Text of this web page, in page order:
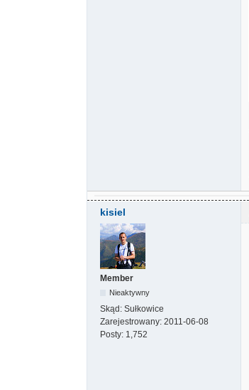
kisiel
Member
Nieaktywny
Skąd: Sułkowice
Zarejestrowany: 2011-06-08
Posty: 1,752